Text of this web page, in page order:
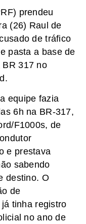
prendeu
(26) Raul de
de tráfico
pasta a base de
BR 317 no
equipe fazia
6h na BR-317,
F1000s, de
e prestava
sabendo
destino. O
de
tinha registro
no ano de